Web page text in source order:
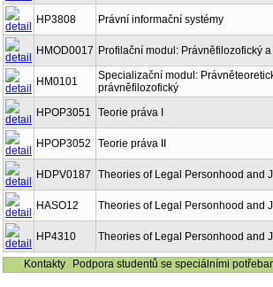
HP3808 Právní informační systémy
HMOD0017 Profilační modul: Právněfilozofický
HM0101
Specializační modul:
právněfilozofický
HPOP3051 Teorie práva I
HPOP3052 Teorie práva II
HDPV0187 Theories of Legal Personhood and
HASO12 Theories of Legal Personhood and
HP4310 Theories of Legal Personhood and
Kontakty
Podpora studentů se speciálními